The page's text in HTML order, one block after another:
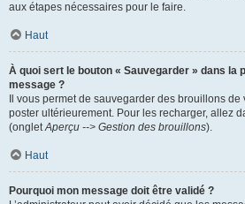
aux étapes nécessaires pour le faire.
Haut
À quoi sert le bouton « Sauvegarder » dans la
message ?
Il vous permet de sauvegarder des brouillons
poster ultérieurement. Pour les recharger, allez
(ongletAperçu --> Gestion des brouillons).
Haut
Pourquoi mon message doit être validé ?